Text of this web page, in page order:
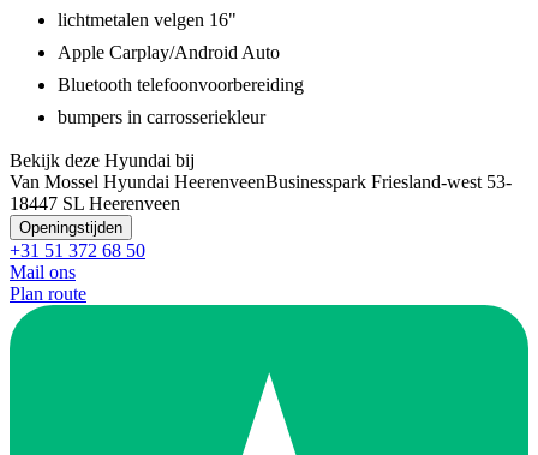
lichtmetalen velgen 16"
Apple Carplay/Android Auto
Bluetooth telefoonvoorbereiding
bumpers in carrosseriekleur
Bekijk deze Hyundai bij
Van Mossel Hyundai HeerenveenBusinesspark Friesland-west 53-
18447 SL Heerenveen
Openingstijden
+31 51 372 68 50
Mail ons
Plan route